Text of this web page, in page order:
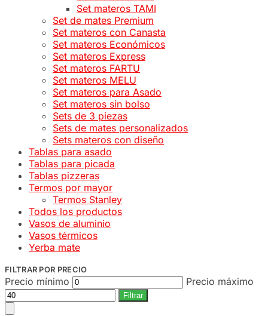
Set materos TAMI
Set de mates Premium
Set materos con Canasta
Set materos Económicos
Set materos Express
Set materos FARTU
Set materos MELU
Set materos para Asado
Set materos sin bolso
Sets de 3 piezas
Sets de mates personalizados
Sets materos con diseño
Tablas para asado
Tablas para picada
Tablas pizzeras
Termos por mayor
Termos Stanley
Todos los productos
Vasos de aluminio
Vasos térmicos
Yerba mate
FILTRAR POR PRECIO
Precio mínimo Precio máximo
Filtrar